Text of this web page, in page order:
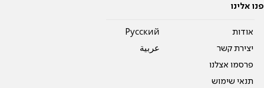
פנו אלינו
אודות
יצירת קשר
פרסמו אצלנו
תנאי שימוש
Pусский
عربية